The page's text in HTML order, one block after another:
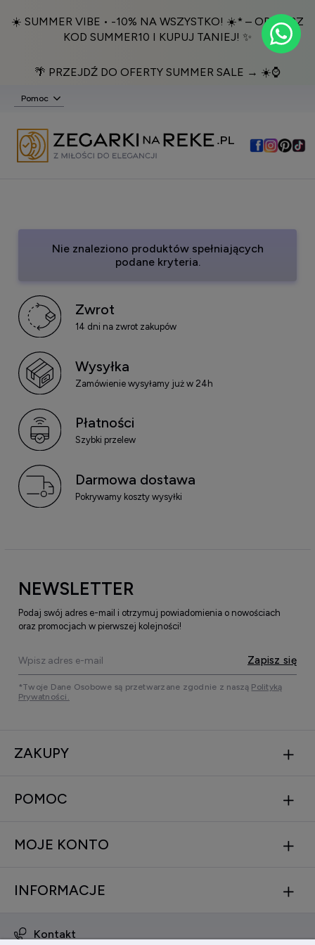
☀️ SUMMER VIBE • -10% NA WSZYSTKO! ☀️* – ODBIERZ
KOD SUMMER10 I KUPUJ TANIEJ! ✨
🌴 PRZEJDŹ DO OFERTY SUMMER SALE → ☀️⌚️
Pomoc
Nie znaleziono produktów spełniających
podane kryteria.
Zwrot
14 dni na zwrot zakupów
Wysyłka
Zamówienie wysyłamy już w 24h
Płatności
Szybki przelew
Darmowa dostawa
Pokrywamy koszty wysyłki
NEWSLETTER
Podaj swój adres e-mail i otrzymuj powiadomienia o nowościach
oraz promocjach w pierwszej kolejności!
Zapisz się
*Twoje Dane Osobowe są przetwarzane zgodnie z naszą Polityką
Prywatności.
ZAKUPY
POMOC
MOJE KONTO
INFORMACJE
Kontakt